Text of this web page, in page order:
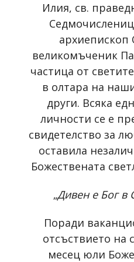
Илия, св.
архиепископ
великомъченик
частица от
в олтара на
други. Всяка
личности се е
свидетелство за
оставила
Божествената
„Дивен е Бог в
Поради
отсъствието на
месец юли